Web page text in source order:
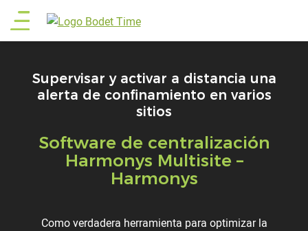
Pasar
contenido
Main
menu
Supervisar y activar a distancia una
alerta de confinamiento en varios
sitios
Titre
Software de centralización
Harmonys Multisite –
Harmonys
Description
Como verdadera herramienta para optimizar la